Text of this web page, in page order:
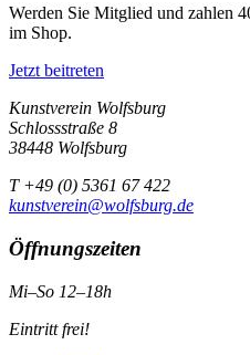
Werden Sie Mitglied und zahlen
im Shop.
Jetzt beitreten
Kunstverein Wolfsburg
Schlossstraße 8
38448 Wolfsburg
T +49 (0) 5361 67 422
kunstverein@wolfsburg.de
Öffnungszeiten
Mi–So 12–18h
Eintritt frei!